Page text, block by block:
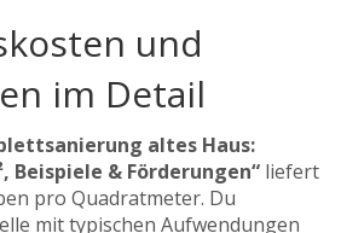
und
im Detail
altes Haus:
Beispiele & Förderungen“ liefert
pro Quadratmeter. Du
mit typischen Aufwendungen